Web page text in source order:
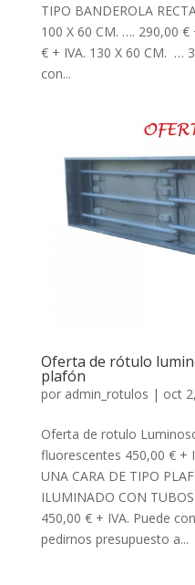
TIPO BANDEROLA
100 X 60 CM. …. 290,00
€ + IVA. 130 X 60 CM. …
con...
Oferta de rótulo
plafón
por admin_rotulos | oct
Oferta de rotulo
fluorescentes 450,00 € +
UNA CARA DE TIPO
ILUMINADO CON TUBOS
450,00 € + IVA. Puede
pedirnos presupuesto a...